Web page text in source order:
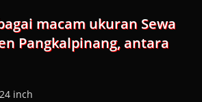
macam ukuran Sewa
Pangkalpinang, antara
inch